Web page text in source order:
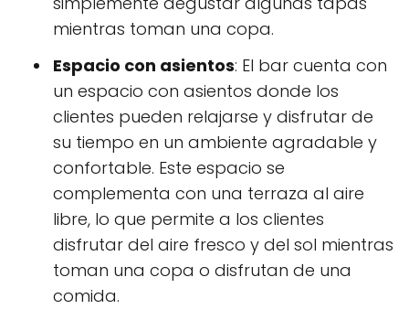
mientras toman una copa.
Espacio con asientos: El bar cuenta con
un espacio con asientos donde los
clientes pueden relajarse y disfrutar de
su tiempo en un ambiente agradable y
confortable. Este espacio se
complementa con una terraza al aire
libre, lo que permite a los clientes
disfrutar del aire fresco y del sol mientras
toman una copa o disfrutan de una
comida.